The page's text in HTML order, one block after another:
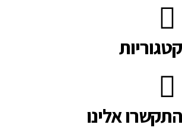
קטגוריות
התקשרו אלינו